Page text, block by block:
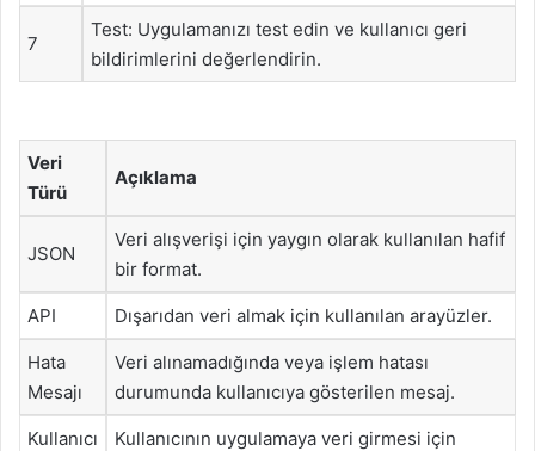
7
Test: Uygulamanızı test edin ve kullanıcı geri
bildirimlerini değerlendirin.
Veri
Türü
Açıklama
JSON
Veri alışverişi için yaygın olarak kullanılan hafif
bir format.
API Dışarıdan veri almak için kullanılan arayüzler.
Hata
Mesajı
Veri alınamadığında veya işlem hatası
durumunda kullanıcıya gösterilen mesaj.
Kullanıcı
Kullanıcının uygulamaya veri girmesi için